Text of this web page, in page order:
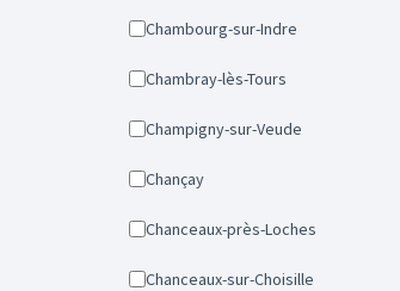
Chambourg-sur-Indre
Chambray-lès-Tours
Champigny-sur-Veude
Chançay
Chanceaux-près-Loches
Chanceaux-sur-Choisille